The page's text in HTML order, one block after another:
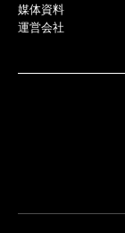
媒体資料
運営会社